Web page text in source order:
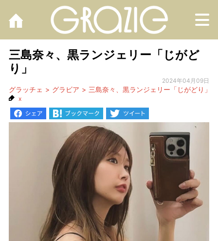
三島奈々、黒ランジェリー「じがど
り」
2024年04月09日
グラッチェ グラビア 三島奈々、黒ランジェリー「じがどり」
x